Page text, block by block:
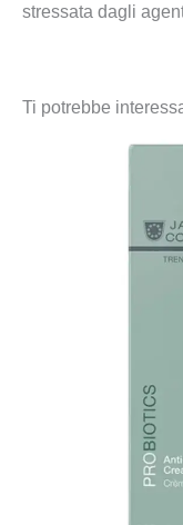
stressata dagli
Ti potrebbe